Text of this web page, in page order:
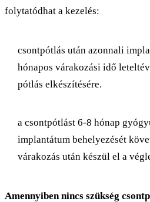
folytatódhat a kezelés:
csontpótlás után azonnali
hónapos várakozási idő
pótlás elkészítésére.
a csontpótlást 6-8 hónap
implantátum behelyezését
várakozás után készül el a
Amennyiben nincs szükség